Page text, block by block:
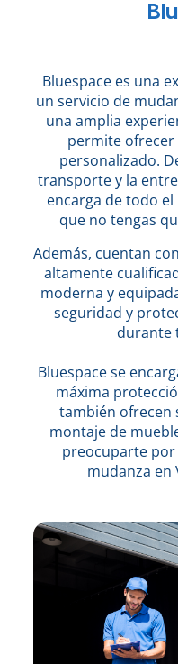
Bluespace es una
un servicio de
una amplia
permite ofrecer
personalizado.
transporte y la
encarga de todo
que no tengas
Además, cuentan
altamente
moderna y
seguridad y
durante
Bluespace se
máxima
también ofrecen
montaje de
preocuparte por
mudanza en